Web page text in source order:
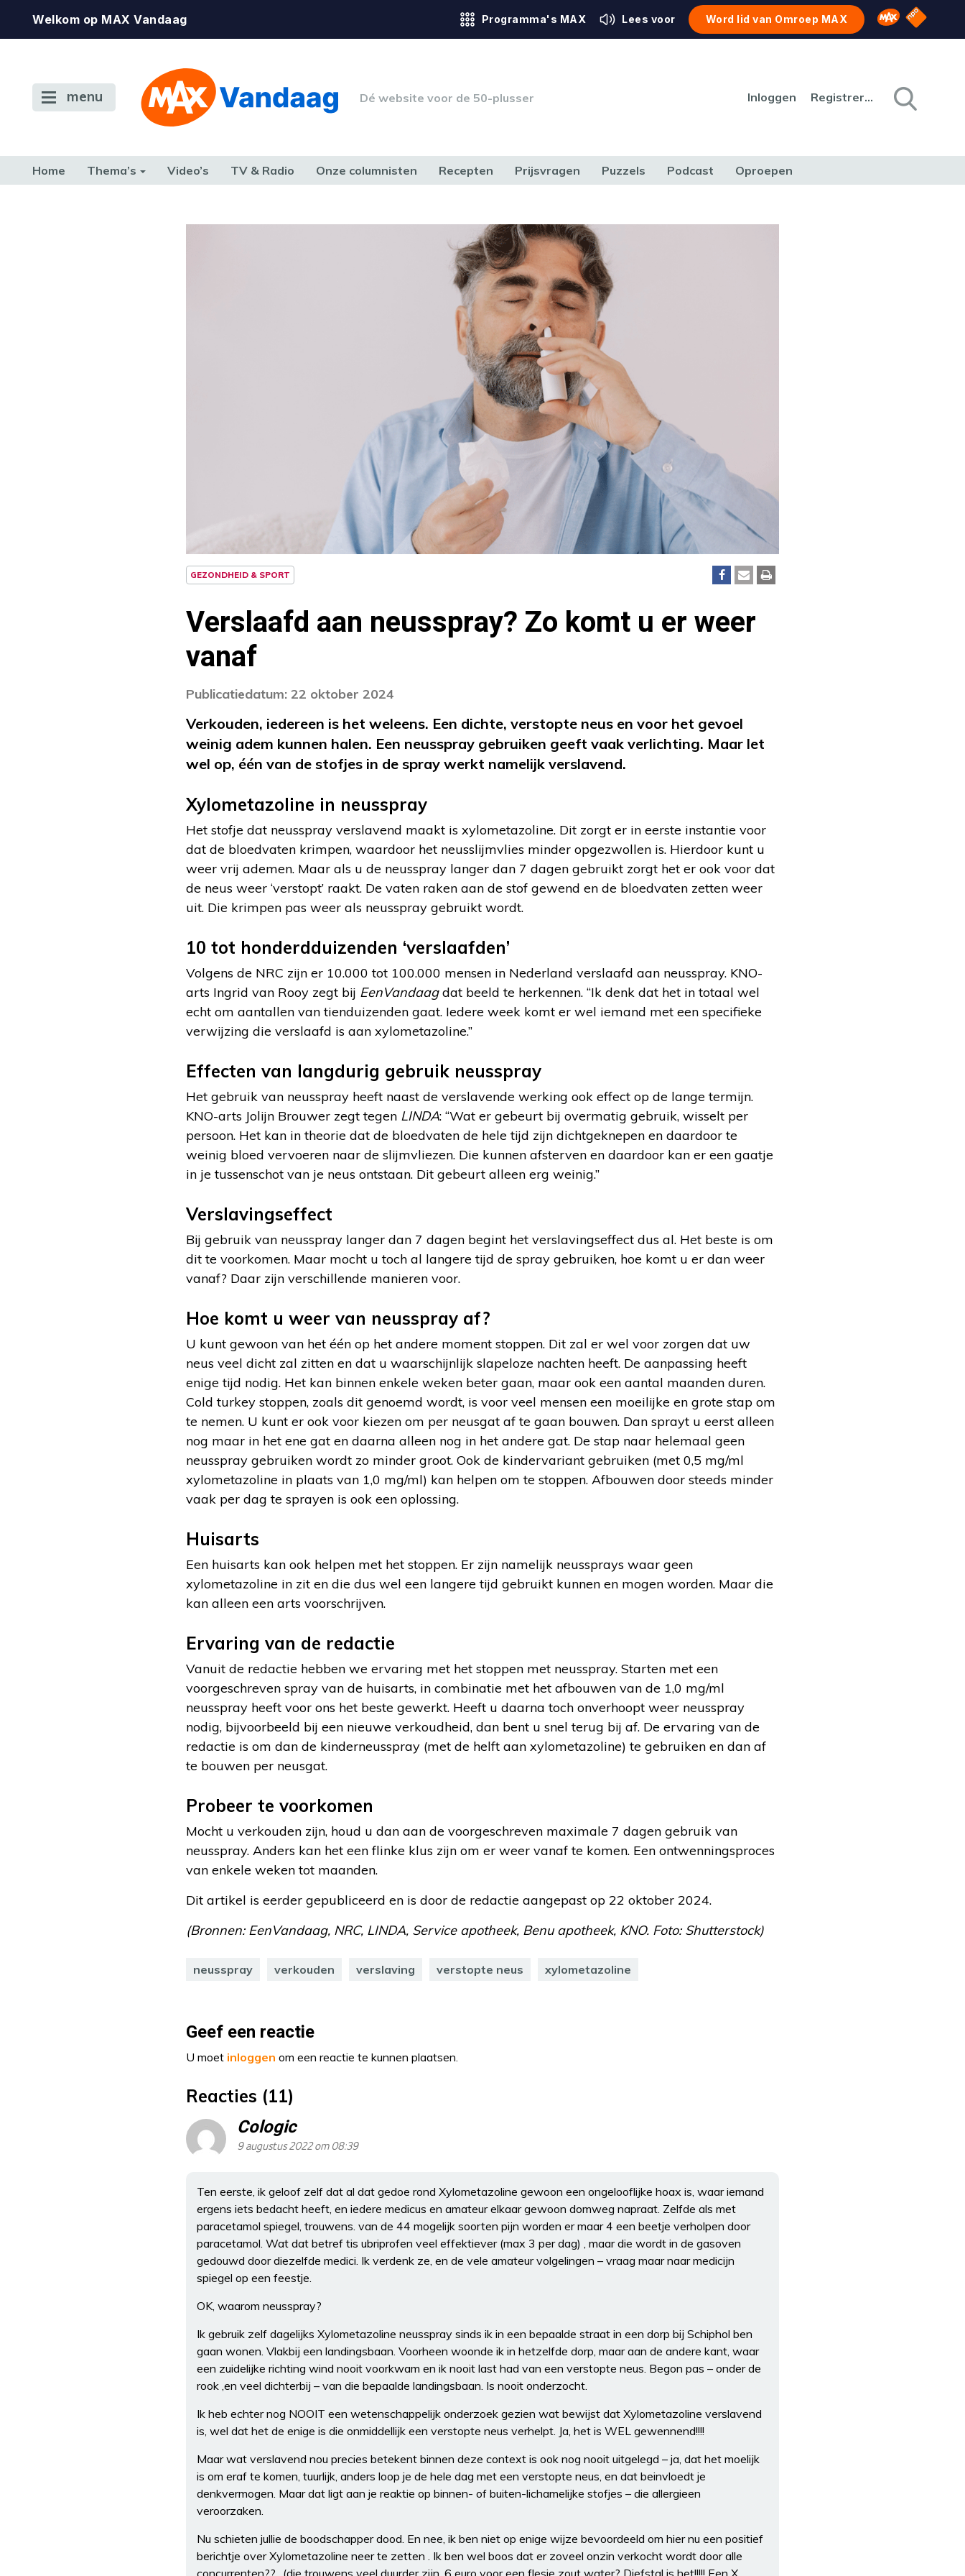
Welkom op MAX Vandaag Programma's MAX Lees voor Word lid van Omroep MAX Omroep MAX
NPO
menu Dé website voor de 50-plusser Inloggen Registreren
Home Thema’s Video’s TV & Radio Onze columnisten Recepten Prijsvragen Puzzels Podcast Oproepen
GEZONDHEID & SPORT
Verslaafd aan neusspray? Zo komt u er weer
vanaf
Publicatiedatum: 22 oktober 2024
Verkouden, iedereen is het weleens. Een dichte, verstopte neus en voor het gevoel
weinig adem kunnen halen. Een neusspray gebruiken geeft vaak verlichting. Maar let
wel op, één van de stofjes in de spray werkt namelijk verslavend.
Xylometazoline in neusspray
Het stofje dat neusspray verslavend maakt is xylometazoline. Dit zorgt er in eerste instantie voor
dat de bloedvaten krimpen, waardoor het neusslijmvlies minder opgezwollen is. Hierdoor kunt u
weer vrij ademen. Maar als u de neusspray langer dan 7 dagen gebruikt zorgt het er ook voor dat
de neus weer ‘verstopt’ raakt. De vaten raken aan de stof gewend en de bloedvaten zetten weer
uit. Die krimpen pas weer als neusspray gebruikt wordt.
10 tot honderdduizenden ‘verslaafden’
Volgens de NRC zijn er 10.000 tot 100.000 mensen in Nederland verslaafd aan neusspray. KNO-
arts Ingrid van Rooy zegt bij EenVandaagdat beeld te herkennen. “Ik denk dat het in totaal wel
echt om aantallen van tienduizenden gaat. Iedere week komt er wel iemand met een specifieke
verwijzing die verslaafd is aan xylometazoline.”
Effecten van langdurig gebruik neusspray
Het gebruik van neusspray heeft naast de verslavende werking ook effect op de lange termijn.
KNO-arts Jolijn Brouwer zegt tegen LINDA: “Wat er gebeurt bij overmatig gebruik, wisselt per
persoon. Het kan in theorie dat de bloedvaten de hele tijd zijn dichtgeknepen en daardoor te
weinig bloed vervoeren naar de slijmvliezen. Die kunnen afsterven en daardoor kan er een gaatje
in je tussenschot van je neus ontstaan. Dit gebeurt alleen erg weinig.”
Verslavingseffect
Bij gebruik van neusspray langer dan 7 dagen begint het verslavingseffect dus al. Het beste is om
dit te voorkomen. Maar mocht u toch al langere tijd de spray gebruiken, hoe komt u er dan weer
vanaf? Daar zijn verschillende manieren voor.
Hoe komt u weer van neusspray af?
U kunt gewoon van het één op het andere moment stoppen. Dit zal er wel voor zorgen dat uw
neus veel dicht zal zitten en dat u waarschijnlijk slapeloze nachten heeft. De aanpassing heeft
enige tijd nodig. Het kan binnen enkele weken beter gaan, maar ook een aantal maanden duren.
Cold turkey stoppen, zoals dit genoemd wordt, is voor veel mensen een moeilijke en grote stap om
te nemen. U kunt er ook voor kiezen om per neusgat af te gaan bouwen. Dan sprayt u eerst alleen
nog maar in het ene gat en daarna alleen nog in het andere gat. De stap naar helemaal geen
neusspray gebruiken wordt zo minder groot. Ook de kindervariant gebruiken (met 0,5 mg/ml
xylometazoline in plaats van 1,0 mg/ml) kan helpen om te stoppen. Afbouwen door steeds minder
vaak per dag te sprayen is ook een oplossing.
Huisarts
Een huisarts kan ook helpen met het stoppen. Er zijn namelijk neussprays waar geen
xylometazoline in zit en die dus wel een langere tijd gebruikt kunnen en mogen worden. Maar die
kan alleen een arts voorschrijven.
Ervaring van de redactie
Vanuit de redactie hebben we ervaring met het stoppen met neusspray. Starten met een
voorgeschreven spray van de huisarts, in combinatie met het afbouwen van de 1,0 mg/ml
neusspray heeft voor ons het beste gewerkt. Heeft u daarna toch onverhoopt weer neusspray
nodig, bijvoorbeeld bij een nieuwe verkoudheid, dan bent u snel terug bij af. De ervaring van de
redactie is om dan de kinderneusspray (met de helft aan xylometazoline) te gebruiken en dan af
te bouwen per neusgat.
Probeer te voorkomen
Mocht u verkouden zijn, houd u dan aan de voorgeschreven maximale 7 dagen gebruik van
neusspray. Anders kan het een flinke klus zijn om er weer vanaf te komen. Een ontwenningsproces
van enkele weken tot maanden.
Dit artikel is eerder gepubliceerd en is door de redactie aangepast op 22 oktober 2024.
(Bronnen: EenVandaag, NRC, LINDA, Service apotheek, Benu apotheek, KNO. Foto: Shutterstock)
neusspray verkouden verslaving verstopte neus xylometazoline
Geef een reactie
U moet inloggen om een reactie te kunnen plaatsen.
Reacties (11)
Cologic
9 augustus 2022 om 08:39
Ten eerste, ik geloof zelf dat al dat gedoe rond Xylometazoline gewoon een ongelooflijke hoax is, waar iemand
ergens iets bedacht heeft, en iedere medicus en amateur elkaar gewoon domweg napraat. Zelfde als met
paracetamol spiegel, trouwens. van de 44 mogelijk soorten pijn worden er maar 4 een beetje verholpen door
paracetamol. Wat dat betref tis ubriprofen veel effektiever (max 3 per dag) , maar die wordt in de gasoven
gedouwd door diezelfde medici. Ik verdenk ze, en de vele amateur volgelingen – vraag maar naar medicijn
spiegel op een feestje.
OK, waarom neusspray?
Ik gebruik zelf dagelijks Xylometazoline neusspray sinds ik in een bepaalde straat in een dorp bij Schiphol ben
gaan wonen. Vlakbij een landingsbaan. Voorheen woonde ik in hetzelfde dorp, maar aan de andere kant, waar
een zuidelijke richting wind nooit voorkwam en ik nooit last had van een verstopte neus. Begon pas – onder de
rook ,en veel dichterbij – van die bepaalde landingsbaan. Is nooit onderzocht.
Ik heb echter nog NOOIT een wetenschappelijk onderzoek gezien wat bewijst dat Xylometazoline verslavend
is, wel dat het de enige is die onmiddellijk een verstopte neus verhelpt. Ja, het is WEL gewennend!!!!
Maar wat verslavend nou precies betekent binnen deze context is ook nog nooit uitgelegd – ja, dat het moelijk
is om eraf te komen, tuurlijk, anders loop je de hele dag met een verstopte neus, en dat beinvloedt je
denkvermogen. Maar dat ligt aan je reaktie op binnen- of buiten-lichamelijke stofjes – die allergieen
veroorzaken.
Nu schieten jullie de boodschapper dood. En nee, ik ben niet op enige wijze bevoordeeld om hier nu een positief
berichtje over Xylometazoline neer te zetten . Ik ben wel boos dat er zoveel onzin verkocht wordt door alle